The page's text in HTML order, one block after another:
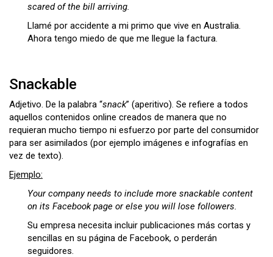
scared of the bill arriving.
Llamé por accidente a mi primo que vive en Australia.
Ahora tengo miedo de que me llegue la factura.
Snackable
Adjetivo. De la palabra “snack” (aperitivo). Se refiere a todos
aquellos contenidos online creados de manera que no
requieran mucho tiempo ni esfuerzo por parte del consumidor
para ser asimilados (por ejemplo imágenes e infografías en
vez de texto).
Ejemplo:
Your company needs to include more snackable content
on its Facebook page or else you will lose followers.
Su empresa necesita incluir publicaciones más cortas y
sencillas en su página de Facebook, o perderán
seguidores.